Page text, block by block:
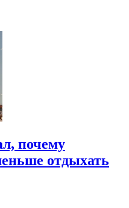
почему
отдыхать